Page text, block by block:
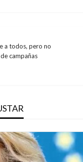
a todos, pero no
de campañas